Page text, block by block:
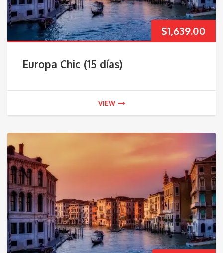
$1,639.00
Europa Chic (15 días)
VIEW